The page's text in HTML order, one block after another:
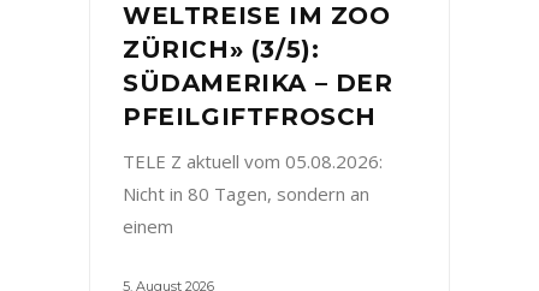
WELTREISE IM ZOO
ZÜRICH» (3/5):
SÜDAMERIKA – DER
PFEILGIFTFROSCH
TELE Z aktuell vom 05.08.2026:
Nicht in 80 Tagen, sondern an
einem
5. August 2026